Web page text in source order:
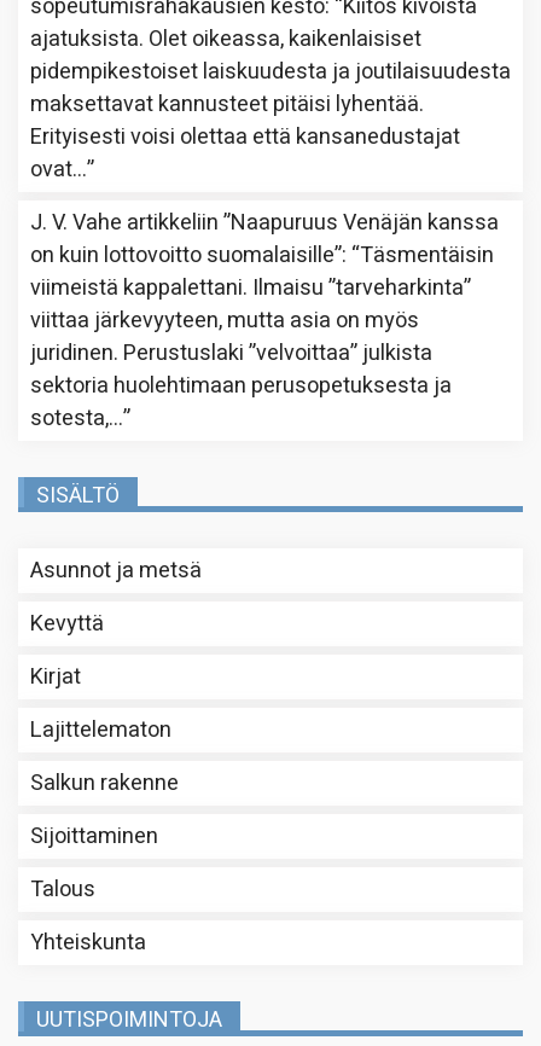
sopeutumisrahakausien kesto: “Kiitos kivoista
ajatuksista. Olet oikeassa, kaikenlaisiset
pidempikestoiset laiskuudesta ja joutilaisuudesta
maksettavat kannusteet pitäisi lyhentää.
Erityisesti voisi olettaa että kansanedustajat
ovat…”
J. V. Vahe artikkeliin”Naapuruus Venäjän kanssa
on kuin lottovoitto suomalaisille”: “Täsmentäisin
viimeistä kappalettani. Ilmaisu ”tarveharkinta”
viittaa järkevyyteen, mutta asia on myös
juridinen. Perustuslaki ”velvoittaa” julkista
sektoria huolehtimaan perusopetuksesta ja
sotesta,…”
SISÄLTÖ
Asunnot ja metsä
Kevyttä
Kirjat
Lajittelematon
Salkun rakenne
Sijoittaminen
Talous
Yhteiskunta
UUTISPOIMINTOJA